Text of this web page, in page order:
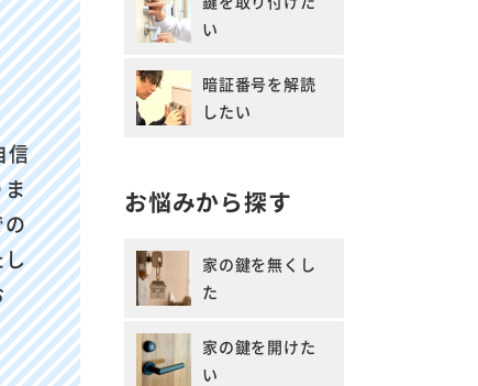
信
ま
の
し
い
暗証番号を解読
したい
お悩みから探す
家の鍵を無くし
た
家の鍵を開けた
い